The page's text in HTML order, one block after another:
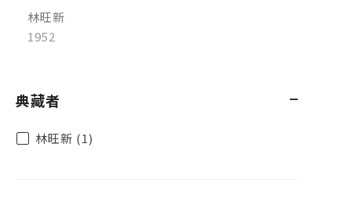
林旺新
1952
典藏者
林旺新 (1)